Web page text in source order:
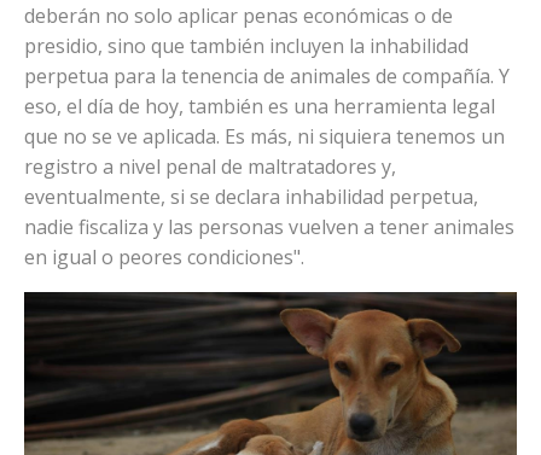
deberán no solo aplicar penas económicas o de
presidio, sino que también incluyen la inhabilidad
perpetua para la tenencia de animales de compañía. Y
eso, el día de hoy, también es una herramienta legal
que no se ve aplicada. Es más, ni siquiera tenemos un
registro a nivel penal de maltratadores y,
eventualmente, si se declara inhabilidad perpetua,
nadie fiscaliza y las personas vuelven a tener animales
en igual o peores condiciones".